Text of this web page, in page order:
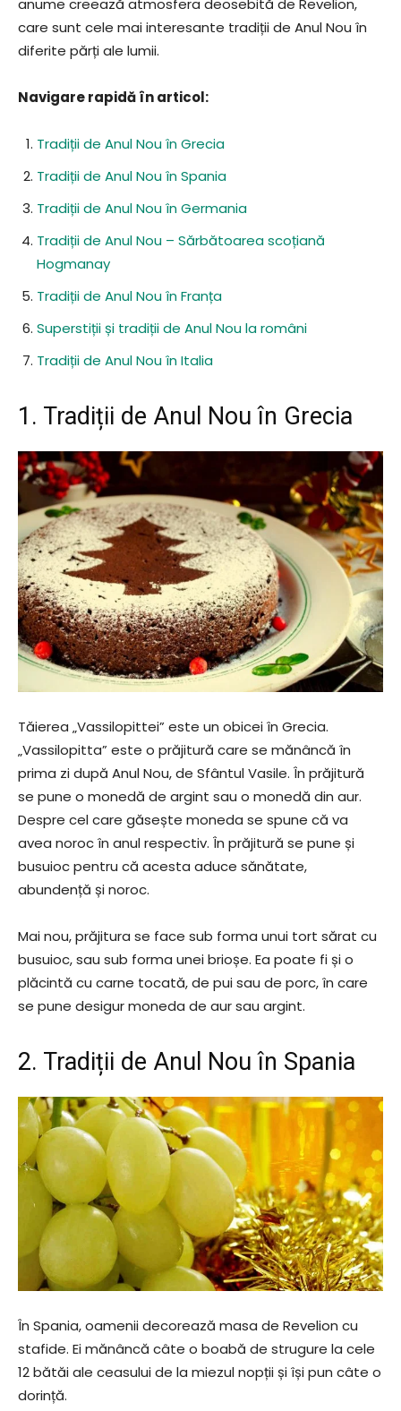
care sunt cele mai interesante tradiții de Anul Nou în
diferite părți ale lumii.
Navigare rapidă în articol:
Tradiții de Anul Nou în Grecia
Tradiții de Anul Nou în Spania
Tradiții de Anul Nou în Germania
Tradiții de Anul Nou – Sărbătoarea scoțiană
Hogmanay
Tradiții de Anul Nou în Franța
Superstiții și tradiții de Anul Nou la români
Tradiții de Anul Nou în Italia
1. Tradiții de Anul Nou în Grecia
Tăierea „Vassilopittei” este un obicei în Grecia.
„Vassilopitta” este o prăjitură care se mănâncă în
prima zi după Anul Nou, de Sfântul Vasile. În prăjitură
se pune o monedă de argint sau o monedă din aur.
Despre cel care găsește moneda se spune că va
avea noroc în anul respectiv. În prăjitură se pune și
busuioc pentru că acesta aduce sănătate,
abundență și noroc.
Mai nou, prăjitura se face sub forma unui tort sărat cu
busuioc, sau sub forma unei brioșe. Ea poate fi și o
plăcintă cu carne tocată, de pui sau de porc, în care
se pune desigur moneda de aur sau argint.
2. Tradiții de Anul Nou în Spania
În Spania, oamenii decorează masa de Revelion cu
stafide. Ei mănâncă câte o boabă de strugure la cele
12 bătăi ale ceasului de la miezul nopții și își pun câte o
dorință.